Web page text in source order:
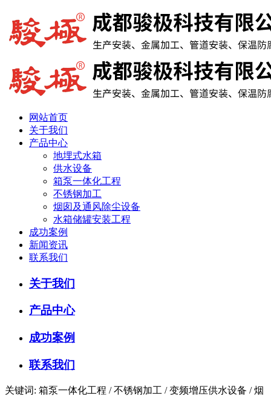
网站首页
关于我们
产品中心
地埋式水箱
供水设备
箱泵一体化工程
不锈钢加工
烟囱及通风除尘设备
水箱储罐安装工程
成功案例
新闻资讯
联系我们
关于我们
产品中心
成功案例
联系我们
关键词: 箱泵一体化工程 / 不锈钢加工 / 变频增压供水设备 / 烟